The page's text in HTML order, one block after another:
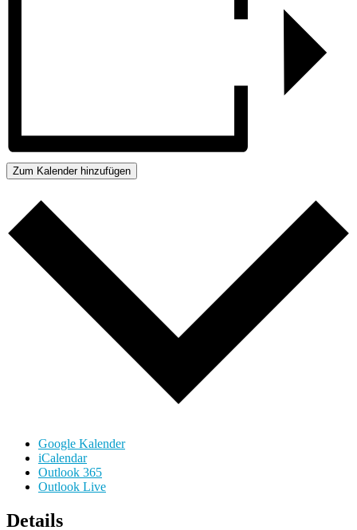
Zum Kalender hinzufügen
Google Kalender
iCalendar
Outlook 365
Outlook Live
Details